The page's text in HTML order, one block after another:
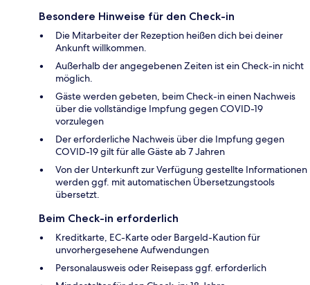
Besondere Hinweise für den Check-in
Die Mitarbeiter der Rezeption heißen dich bei deiner
Ankunft willkommen.
Außerhalb der angegebenen Zeiten ist ein Check-in nicht
möglich.
Gäste werden gebeten, beim Check-in einen Nachweis
über die vollständige Impfung gegen COVID-19
vorzulegen
Der erforderliche Nachweis über die Impfung gegen
COVID-19 gilt für alle Gäste ab 7 Jahren
Von der Unterkunft zur Verfügung gestellte Informationen
werden ggf. mit automatischen Übersetzungstools
übersetzt.
Beim Check-in erforderlich
Kreditkarte, EC-Karte oder Bargeld-Kaution für
unvorhergesehene Aufwendungen
Personalausweis oder Reisepass ggf. erforderlich